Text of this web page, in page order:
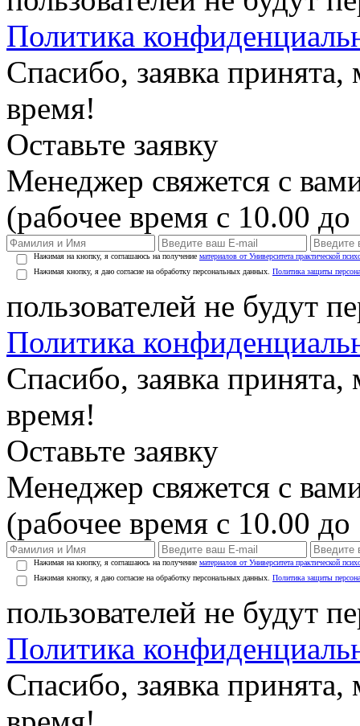
Политика
Спасибо, заявка
время!
Оставьте заявку
Менеджер свяжется с
(рабочее время с 10.00
Нажимая на кнопку, я соглашаюсь на получение материалов от Университета практической
Нажимая кнопку, я даю согласие на обработку персональных данных. Политика защиты
пользователей не будут
Политика
Спасибо, заявка
время!
Оставьте заявку
Менеджер свяжется с
(рабочее время с 10.00
Нажимая на кнопку, я соглашаюсь на получение материалов от Университета практической
Нажимая кнопку, я даю согласие на обработку персональных данных. Политика защиты
пользователей не будут
Политика
Спасибо, заявка